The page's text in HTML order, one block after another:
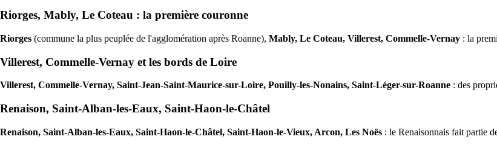
Riorges, Mably, Le Coteau : la première couronne
Riorges (commune la plus peuplée de l'agglomération après Roanne), Mably, Le Coteau, Villerest, Commelle-Vernay : la
Villerest, Commelle-Vernay et les bords de Loire
Villerest, Commelle-Vernay, Saint-Jean-Saint-Maurice-sur-Loire, Pouilly-les-Nonains, Saint-Léger-sur-Roanne : des
Renaison, Saint-Alban-les-Eaux, Saint-Haon-le-Châtel
Renaison, Saint-Alban-les-Eaux, Saint-Haon-le-Châtel, Saint-Haon-le-Vieux, Arcon, Les Noës : le Renaisonnais fait partie